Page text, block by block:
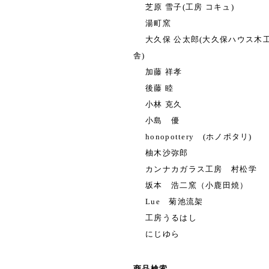
芝原 雪子(工房 コキュ)
湯町窯
大久保 公太郎(大久保ハウス木
舎)
加藤 祥孝
後藤 睦
小林 克久
小島 優
honopottery (ホノポタリ)
柚木沙弥郎
カンナカガラス工房 村松学
坂本 浩二窯（小鹿田焼）
Lue 菊池流架
工房うるはし
にじゆら